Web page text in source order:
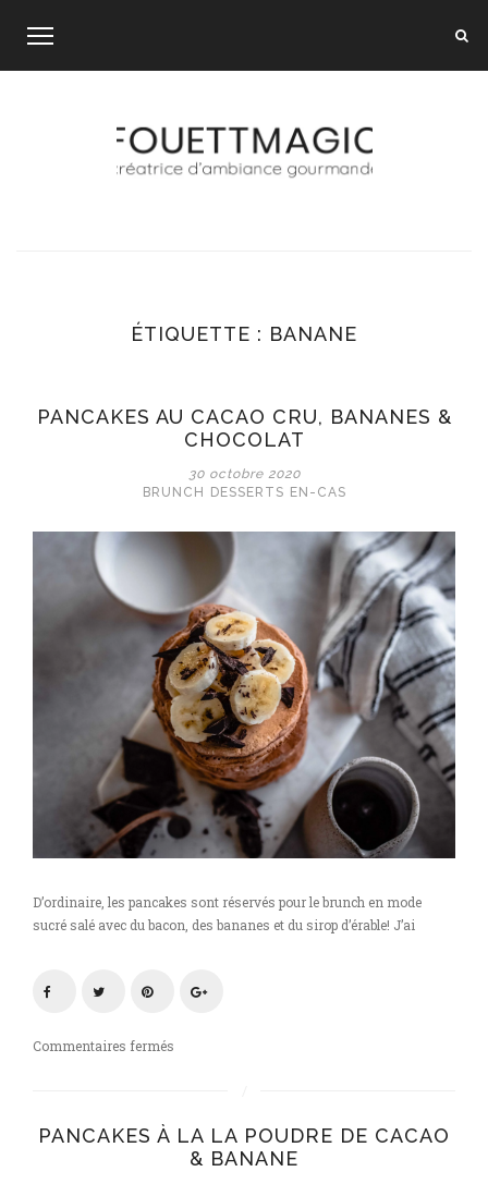
ÉTIQUETTE : BANANE
PANCAKES AU CACAO CRU, BANANES &
CHOCOLAT
30 octobre 2020
BRUNCH
DESSERTS EN-CAS
D’ordinaire, les pancakes sont réservés pour le brunch en mode
sucré salé avec du bacon, des bananes et du sirop d’érable! J’ai
Commentaires fermés
cru,
bananes
PANCAKES À LA LA POUDRE DE CACAO
& BANANE